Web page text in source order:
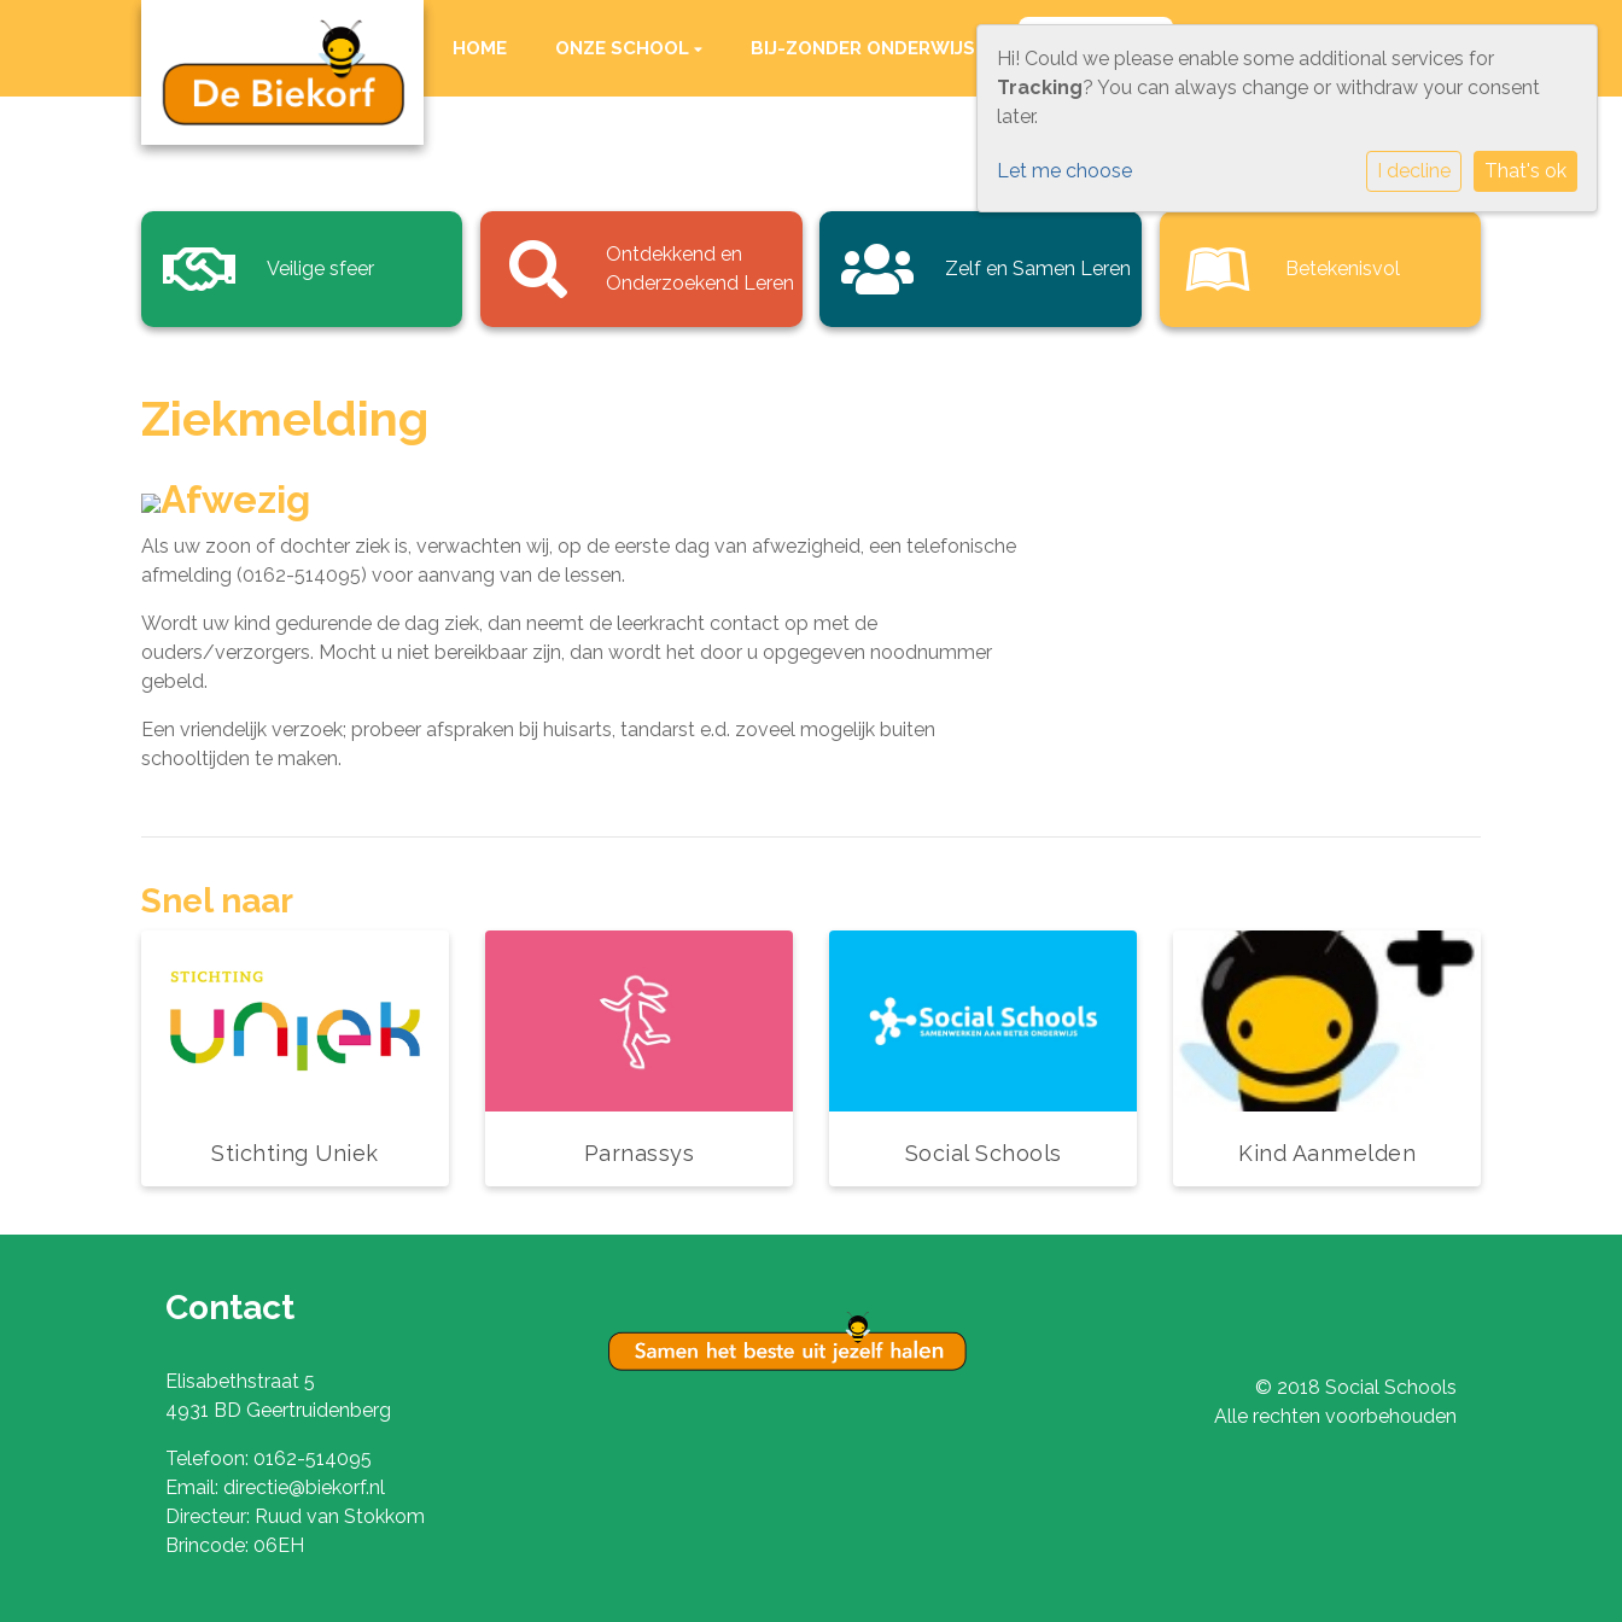
HOME ONZE SCHOOL BIJ-ZONDER ONDERWIJS PRAKTISCH VEILIGHEID CONTACT
Veilige sfeer
Ontdekkend en
Onderzoekend Leren
Zelf en Samen Leren Betekenisvol
Ziekmelding
Afwezig
Als uw zoon of dochter ziek is, verwachten wij, op de eerste dag van afwezigheid, een telefonische
afmelding (0162-514095) voor aanvang van de lessen.
Wordt uw kind gedurende de dag ziek, dan neemt de leerkracht contact op met de
ouders/verzorgers. Mocht u niet bereikbaar zijn, dan wordt het door u opgegeven noodnummer
gebeld.
Een vriendelijk verzoek; probeer afspraken bij huisarts, tandarst e.d. zoveel mogelijk buiten
schooltijden te maken.
Snel naar
Stichting Uniek Parnassys Social Schools Kind Aanmelden
Contact
Elisabethstraat 5
4931 BD Geertruidenberg
Telefoon: 0162-514095
Email: directie@biekorf.nl
Directeur: Ruud van Stokkom
Brincode: 06EH
© 2018 Social Schools
Alle rechten voorbehouden
Hi! Could we please enable some additional services for
Tracking? You can always change or withdraw your consent
later.
Let me choose I decline That's ok